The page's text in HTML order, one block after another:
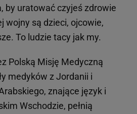
by uratować czyjeś zdrowie
wojny są dzieci, ojcowie,
To ludzie tacy jak my.
Polską Misję Medyczną
medyków z Jordanii i
znające język i
Wschodzie, pełnią